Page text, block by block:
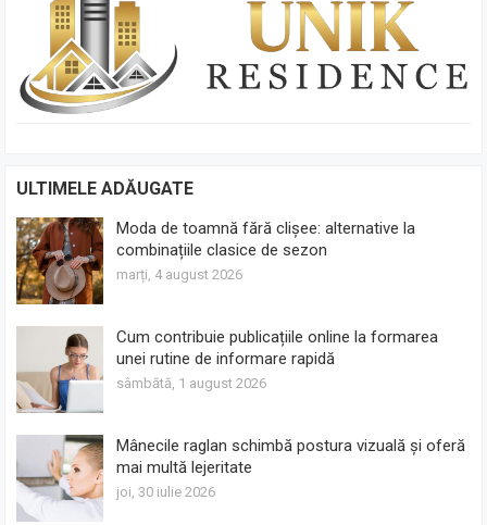
ULTIMELE ADĂUGATE
Moda de toamnă fără clișee: alternative la
combinațiile clasice de sezon
marți, 4 august 2026
Cum contribuie publicațiile online la formarea
unei rutine de informare rapidă
sâmbătă, 1 august 2026
Mânecile raglan schimbă postura vizuală și oferă
mai multă lejeritate
joi, 30 iulie 2026